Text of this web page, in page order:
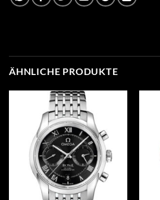
ÄHNLICHE PRODUKTE